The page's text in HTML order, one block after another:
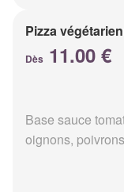
Pizza
Dès 11.00 €
Base sauce
oignons,